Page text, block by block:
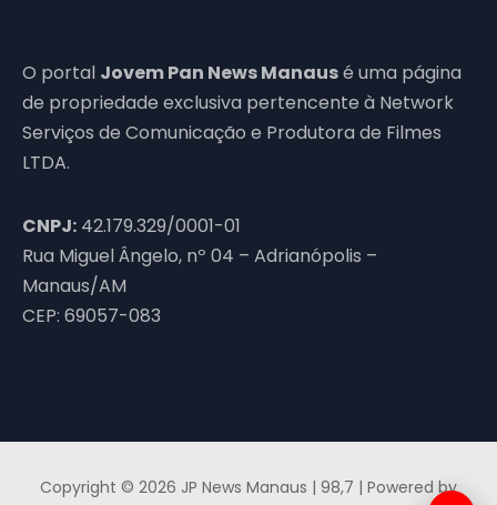
O portal Jovem Pan News Manausé uma página
de propriedade exclusiva pertencente à Network
Serviços de Comunicação e Produtora de Filmes
LTDA.
CNPJ: 42.179.329/0001-01
Rua Miguel Ângelo, nº 04 – Adrianópolis –
Manaus/AM
CEP: 69057-083
Copyright © 2026 JP News Manaus | 98,7 | Powered by